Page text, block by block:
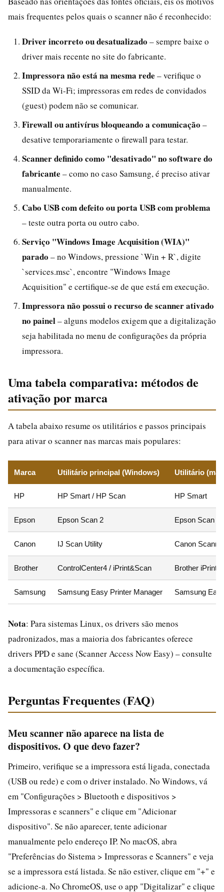
mais frequentes pelos quais o scanner não é reconhecido:
Driver incorreto ou desatualizado – sempre baixe o
driver mais recente no site do fabricante.
Impressora não está na mesma rede – verifique o
SSID da Wi-Fi; impressoras em redes de convidados
(guest) podem não se comunicar.
Firewall ou antivírus bloqueando a comunicação –
desative temporariamente o firewall para testar.
Scanner definido como "desativado" no software do
fabricante – como no caso Samsung, é preciso ativar
manualmente.
Cabo USB com defeito ou porta USB com problema
– teste outra porta ou outro cabo.
Serviço "Windows Image Acquisition (WIA)"
parado – no Windows, pressione `Win + R`, digite
`services.msc`, encontre "Windows Image
Acquisition" e certifique-se de que está em execução.
Impressora não possui o recurso de scanner ativado
no painel– alguns modelos exigem que a digitalização
seja habilitada no menu de configurações da própria
impressora.
Uma tabela comparativa: métodos de
ativação por marca
A tabela abaixo resume os utilitários e passos principais
para ativar o scanner nas marcas mais populares:
Marca Utilitário principal (Windows) Utilitário
HP HP Smart / HP Scan HP Smart
Epson Epson Scan 2 Epson Scan 2
Canon IJ Scan Utility Canon
Brother ControlCenter4 / iPrint&Scan Brother
Samsung Samsung Easy Printer Manager Samsung
Nota: Para sistemas Linux, os drivers são menos
padronizados, mas a maioria dos fabricantes oferece
drivers PPD e sane (Scanner Access Now Easy) – consulte
a documentação específica.
Perguntas Frequentes (FAQ)
Meu scanner não aparece na lista de
dispositivos. O que devo fazer?
Primeiro, verifique se a impressora está ligada, conectada
(USB ou rede) e com o driver instalado. No Windows, vá
em "Configurações > Bluetooth e dispositivos >
Impressoras e scanners" e clique em "Adicionar
dispositivo". Se não aparecer, tente adicionar
manualmente pelo endereço IP. No macOS, abra
"Preferências do Sistema > Impressoras e Scanners" e veja
se a impressora está listada. Se não estiver, clique em "+" e
adicione-a. No ChromeOS, use o app "Digitalizar" e clique